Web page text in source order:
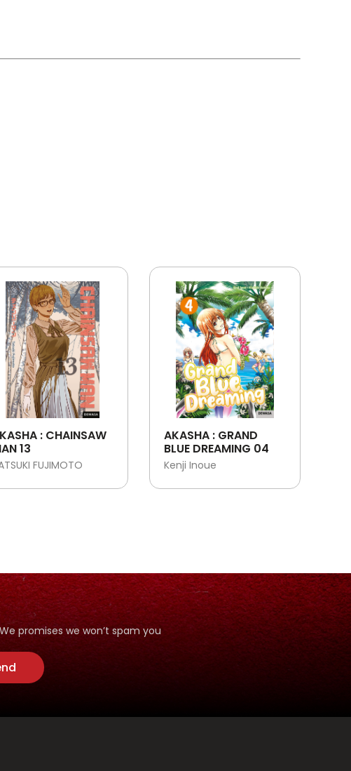
: CHAINSAW
13
FUJIMOTO
AKASHA : GRAND
BLUE DREAMING 04
Kenji Inoue
promises we won’t spam you